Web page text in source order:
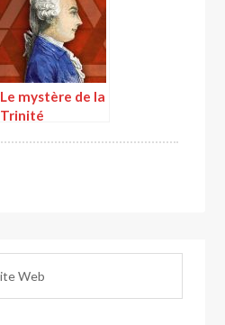
Le mystère de la
Trinité